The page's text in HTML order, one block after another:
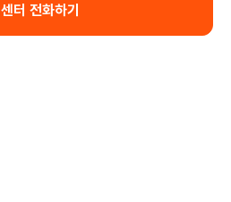
센터 전화하기